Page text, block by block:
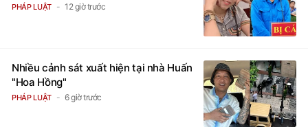
PHÁP LUẬT 12 giờ trước
Nhiều cảnh sát xuất hiện tại nhà Huấn
"Hoa Hồng"
PHÁP LUẬT 6 giờ trước